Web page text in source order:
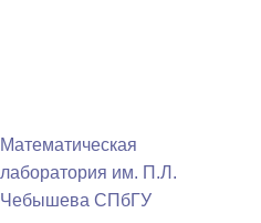
Математичеcкая
лаборатория им. П.Л.
Чебышева СПбГУ